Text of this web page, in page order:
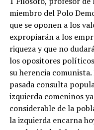
miembro del Polo
que se oponen a los
expropiarán a los
riqueza y que no
los opositores
su herencia
pasada consulta
izquierda comeniños
considerable de la
la izquierda encarna